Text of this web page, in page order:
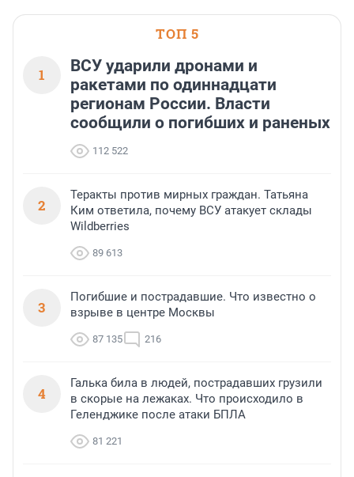
ТОП 5
1
ВСУ ударили дронами и
ракетами по одиннадцати
регионам России. Власти
сообщили о погибших и раненых
112 522
2
Теракты против мирных граждан. Татьяна
Ким ответила, почему ВСУ атакует склады
Wildberries
89 613
3
Погибшие и пострадавшие. Что известно о
взрыве в центре Москвы
87 135 216
4
Галька била в людей, пострадавших грузили
в скорые на лежаках. Что происходило в
Геленджике после атаки БПЛА
81 221